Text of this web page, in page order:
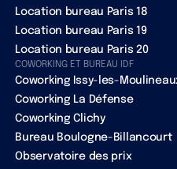
Location bureau Paris 18
Location bureau Paris 19
Location bureau Paris 20
COWORKING ET BUREAU IDF
Coworking Issy-les-
Coworking La Défense
Coworking Clichy
Bureau Boulogne-Billancourt
Observatoire des prix